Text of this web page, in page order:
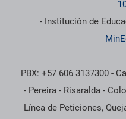
- Institución de
PBX: +57 606 3137300 -
- Pereira - Risaralda -
Línea de Peticiones,